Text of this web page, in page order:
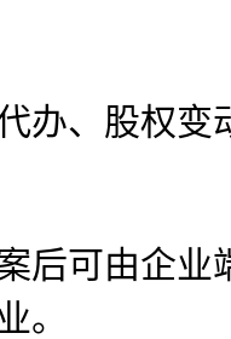
、股权变
可由企业
。